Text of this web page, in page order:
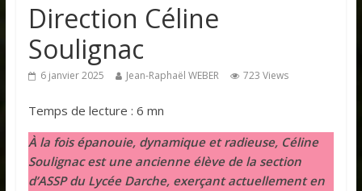
Direction Céline
Soulignac
6 janvier 2025 Jean-Raphaël WEBER 723 Views
Temps de lecture : 6 mn
À la fois épanouie, dynamique et radieuse, Céline
Soulignac est une ancienne élève de la section
d’ASSP du Lycée Darche, exerçant actuellement en